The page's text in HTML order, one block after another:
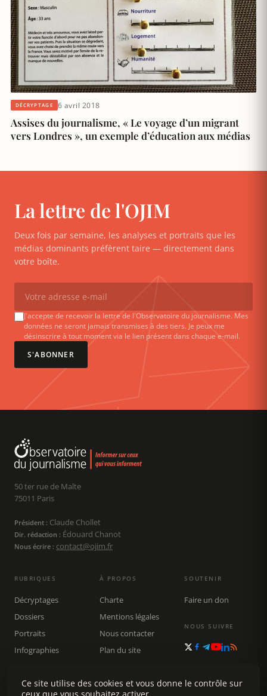
DÉCRYPTAGE 6 avril 2018
Assises du journalisme, « Le voyage d’un migrant
vers Londres », un exemple d’éducation aux médias
La lettre de l'OJIM
Deux fois par semaine, les analyses et portraits que les
médias dominants préfèrent taire — directement dans
votre boîte.
J'accepte de recevoir la lettre de l'Observatoire du journalisme. Mes
données ne seront jamais transmises à des tiers. Je peux me
désinscrire à tout moment via le lien présent dans chaque e-mail.
S'ABONNER
50 ter rue de Malte
75011 Paris
Président : Claude Chollet
Dir. rédaction : Édouard Chanot
Nous écrire : contact@ojim.fr
RUBRIQUES
Décryptages
Dossiers
Portraits
Infographies
Rechercher
À PROPOS
Charte
Mentions légales
Nous contacter
Plan du site
SOUTENIR
Faire un don
NOUS SUIVRE
Ce site utilise des cookies et vous donne le contrôle sur